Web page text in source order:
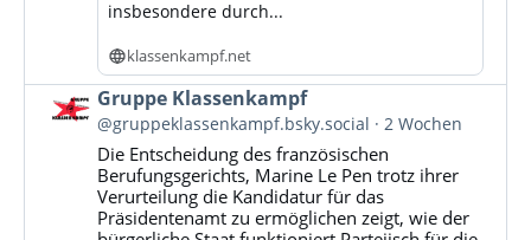
insbesondere durch...
klassenkampf.net
Beitrag
von
Gruppe
Klassenkampf
Bluesky
Gruppe Klassenkampf
@gruppeklassenkampf.bsky.social 2 Wochen
Die Entscheidung des französischen
Berufungsgerichts, Marine Le Pen trotz ihrer
Verurteilung die Kandidatur für das
Präsidentenamt zu ermöglichen zeigt, wie der